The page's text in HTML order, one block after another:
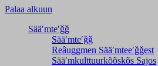
Palaa alkuun
Sääʹmteʹǧǧ
Sääʹmteʹǧǧ
Reâuggmen Sääʹmteeʹǧǧest
Sääʹmkulttuurkõõskõs Sajos